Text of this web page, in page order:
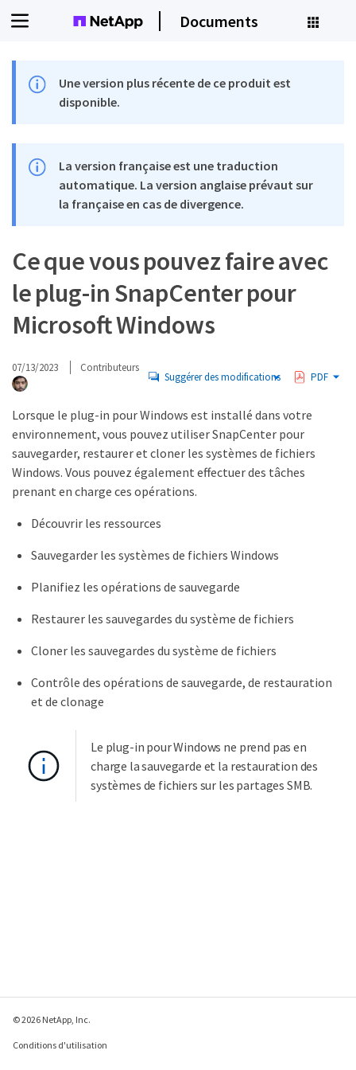
Documents
Une version plus récente de ce produit est
disponible.
La version française est une traduction
automatique. La version anglaise prévaut sur
la française en cas de divergence.
Ce que vous pouvez faire avec
le plug-in SnapCenter pour
Microsoft Windows
07/13/2023 Contributeurs
Suggérer des modifications PDF
Lorsque le plug-in pour Windows est installé dans votre
environnement, vous pouvez utiliser SnapCenter pour
sauvegarder, restaurer et cloner les systèmes de fichiers
Windows. Vous pouvez également effectuer des tâches
prenant en charge ces opérations.
Découvrir les ressources
Sauvegarder les systèmes de fichiers Windows
Planifiez les opérations de sauvegarde
Restaurer les sauvegardes du système de fichiers
Cloner les sauvegardes du système de fichiers
Contrôle des opérations de sauvegarde, de restauration
et de clonage
Le plug-in pour Windows ne prend pas en
charge la sauvegarde et la restauration des
systèmes de fichiers sur les partages SMB.
© 2026 NetApp, Inc.
Conditions d'utilisation